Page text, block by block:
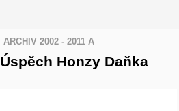
ARCHIV 2002 - 2011 A
Úspěch Honzy Daňka